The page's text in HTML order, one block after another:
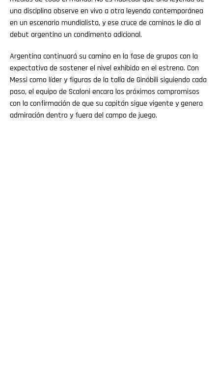
una disciplina observe en vivo a otra leyenda contemporánea
en un escenario mundialista, y ese cruce de caminos le dio al
debut argentino un condimento adicional.
Argentina continuará su camino en la fase de grupos con la
expectativa de sostener el nivel exhibido en el estreno. Con
Messi como líder y figuras de la talla de Ginóbili siguiendo cada
paso, el equipo de Scaloni encara los próximos compromisos
con la confirmación de que su capitán sigue vigente y genera
admiración dentro y fuera del campo de juego.